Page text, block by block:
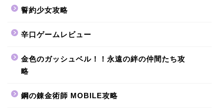
誓約少女攻略
辛口ゲームレビュー
金色のガッシュベル！！永遠の絆の仲間たち攻
略
鋼の錬金術師 MOBILE攻略